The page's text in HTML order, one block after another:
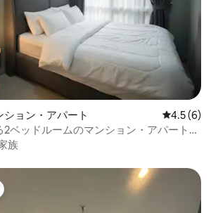
ョン・アパート レビュー6
4.5 (6)
ベッドルームのマンション・アパート
族